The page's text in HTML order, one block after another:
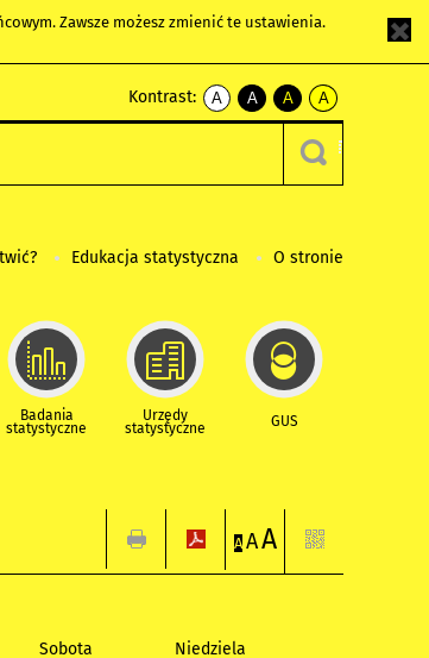
Zawsze możesz zmienić te ustawienia.
Kontrast:
A
kontrast
A
kontrast
czarnym
A
kontrast
żółty
tekst
czarnym
A
kontrast
czarny
tekst
żółtym
Edukacja statystyczna O stronie
Badania
statystyczne
Urzędy
statystyczne GUS
A AA
Sobota Niedziela